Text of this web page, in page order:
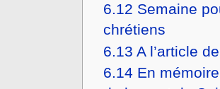
6.12 Semaine
chrétiens
6.13 A l’article
6.14 En